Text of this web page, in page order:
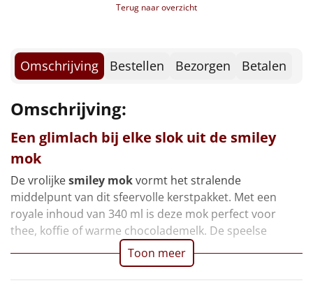
Warmtekussen
Deken (fleece plaid)
Alle artikelen
Overige
Ideeën
Terug naar overzicht
Omschrijving Bestellen Bezorgen Betalen
Omschrijving:
Een glimlach bij elke slok uit de smiley
mok
De vrolijkesmiley mokvormt het stralende
middelpunt van dit sfeervolle kerstpakket. Met een
royale inhoud van 340 ml is deze mok perfect voor
thee, koffie of warme chocolademelk. De speelse
Toon meer